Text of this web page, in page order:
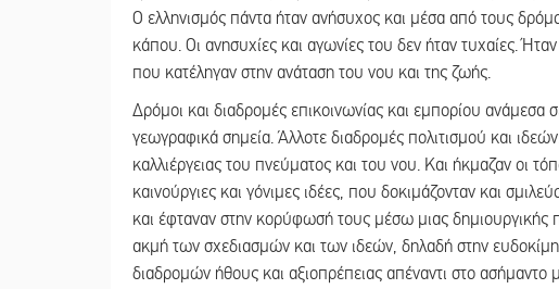
Ο ελληνισμός πάντα ήταν ανήσυχος και μέσα από τους
κάπου. Οι ανησυχίες και αγωνίες του δεν ήταν τυχαίες.
που κατέληγαν στην ανάταση του νου και της ζωής.
Δρόμοι και διαδρομές επικοινωνίας και εμπορίου
γεωγραφικά σημεία. Άλλοτε διαδρομές πολιτισμού και
καλλιέργειας του πνεύματος και του νου. Και ήκμαζαν οι
καινούργιες και γόνιμες ιδέες, που δοκιμάζονταν και
και έφταναν στην κορύφωσή τους μέσω μιας δημιουργικής
ακμή των σχεδιασμών και των ιδεών, δηλαδή στην
διαδρομών ήθους και αξιοπρέπειας απέναντι στο ασήμαντο